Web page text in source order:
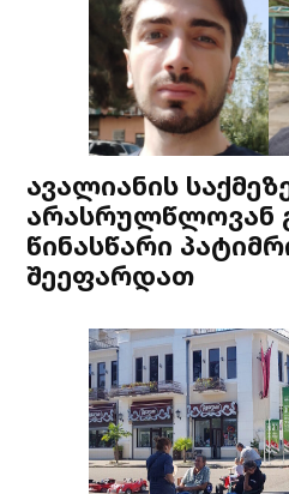
ავალიანის
არასრულწლოვან
წინასწარი
შეეფარდათ